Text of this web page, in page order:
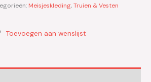
Meisjeskleding,Truien & Vesten
Toevoegen aan wenslijst